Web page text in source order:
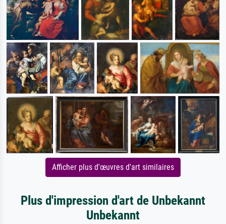
Afficher plus d'œuvres d'art similaires
Plus d'impression d'art de Unbekannt
Unbekannt